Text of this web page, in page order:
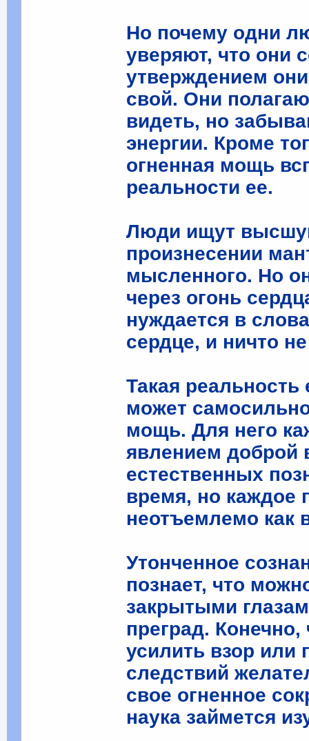
Но почему одни
уверяют, что они
утверждением
свой. Они
видеть, но
энергии. Кроме
огненная мощь
реальности ее.
Люди ищут
произнесении
мысленного. Но
через огонь
нуждается в
сердце, и ничто
Такая
может
мощь. Для него
явлением доброй
естественных
время, но каждое
неотъемлемо как
Утонченное
познает, что
закрытыми
преград.
усилить взор или
следствий
свое огненное
наука займется